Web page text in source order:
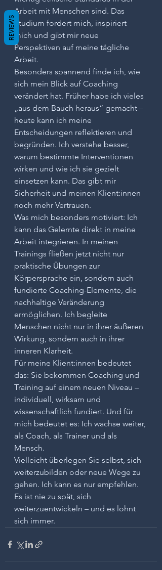
Arbeit mit Menschen sind. Das
Studium fordert mich, inspiriert
mich und gibt mir neue
Perspektiven auf meine tägliche
Arbeit.
Besonders spannend finde ich, wie
sich mein Blick auf Coaching
verändert hat. Früher habe ich vieles
„aus dem Bauch heraus“ gemacht –
heute kann ich meine
Entscheidungen reflektieren und
begründen. Ich verstehe besser,
warum bestimmte Interventionen
wirken und wie ich sie gezielt
einsetzen kann. Das gibt mir
Sicherheit und meinen Klient:innen
noch mehr Vertrauen.
Was mich besonders motiviert: Ich
kann das Gelernte direkt in meine
Arbeit integrieren. In meinen
Trainings fließen jetzt nicht nur
praktische Übungen zur
Körpersprache ein, sondern auch
fundierte Coaching-Elemente, die
nachhaltige Veränderung
ermöglichen. Ich begleite
Menschen nicht nur in ihrer äußeren
Wirkung, sondern auch in ihrer
inneren Klarheit.
Für meine Klient:innen bedeutet
das: Sie bekommen Coaching und
Training auf einem neuen Niveau –
individuell, wirksam und
wissenschaftlich fundiert. Und für
mich bedeutet es: Ich wachse weiter,
als Coach, als Trainer und als
Mensch.
Vielleicht überlegen Sie selbst, sich
weiterzubilden oder neue Wege zu
gehen. Ich kann es nur empfehlen.
Es ist nie zu spät, sich
weiterzuentwickeln – und es lohnt
sich immer.
REVIEWS